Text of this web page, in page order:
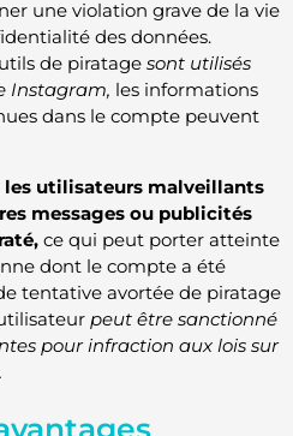
une violation grave de la vie
des données.
de piratage sont utilisés
Instagram, les informations
dans le compte peuvent
les utilisateurs malveillants
messages ou publicités
ce qui peut porter atteinte
dont le compte a été
tentative avortée de piratage
peut être sanctionné
pour infraction aux lois sur